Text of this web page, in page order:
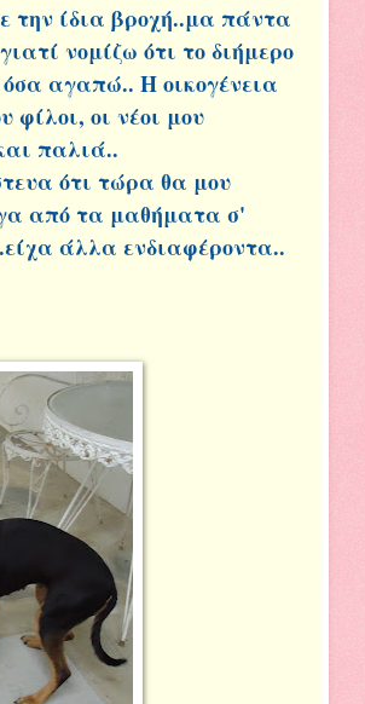
την ίδια βροχή..μα πάντα
νομίζω ότι το διήμερο
αγαπώ.. Η οικογένεια
φίλοι, οι νέοι μου
παλιά..
ότι τώρα θα μου
από τα μαθήματα σ'
άλλα ενδιαφέροντα..